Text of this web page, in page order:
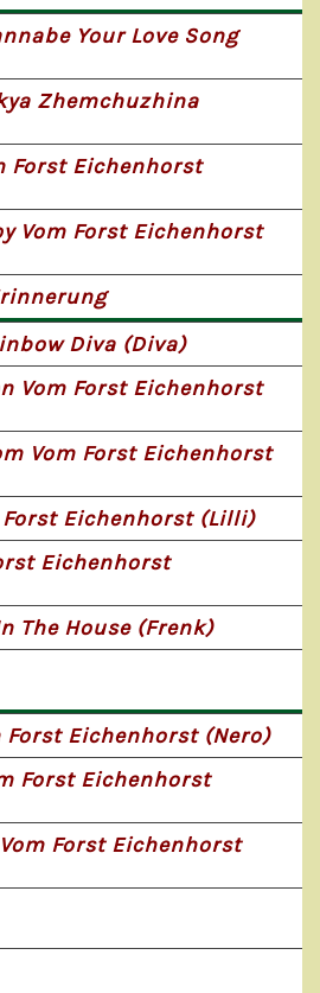
Your Love Song
Zhemchuzhina
Forst Eichenhorst
Vom Forst Eichenhorst
Diva (Diva)
Vom Forst Eichenhorst
Vom Forst Eichenhorst
Forst Eichenhorst (Lilli)
Eichenhorst
The House (Frenk)
Forst Eichenhorst (Nero)
Forst Eichenhorst
Forst Eichenhorst